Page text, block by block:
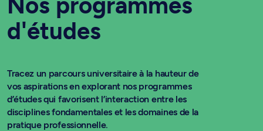
d'études
Tracez un parcours universitaire à la hauteur de
vos aspirations en explorant nos programmes
d’études qui favorisent l’interaction entre les
disciplines fondamentales et les domaines de la
pratique professionnelle.